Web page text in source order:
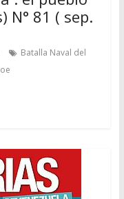
N° 81 ( sep.
Batalla Naval del